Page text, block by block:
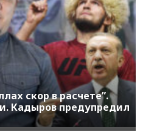
скор в расчете”.
Кадыров предупредил